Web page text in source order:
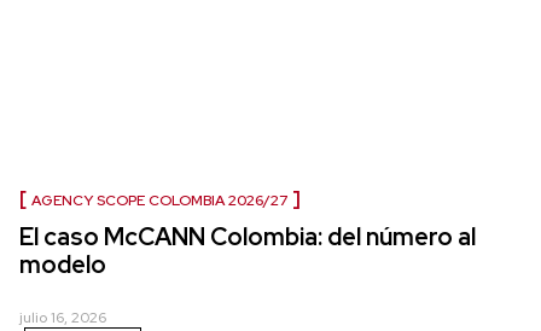
AGENCY SCOPE COLOMBIA 2026/27
El caso McCANN Colombia: del número al
modelo
julio 16, 2026